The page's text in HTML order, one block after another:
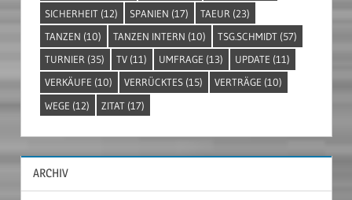
SICHERHEIT (12) SPANIEN (17) TAEUR (23)
TANZEN (10) TANZEN INTERN (10) TSG.SCHMIDT (57)
TURNIER (35) TV (11) UMFRAGE (13) UPDATE (11)
VERKÄUFE (10) VERRÜCKTES (15) VERTRÄGE (10)
WEGE (12) ZITAT (17)
ARCHIV